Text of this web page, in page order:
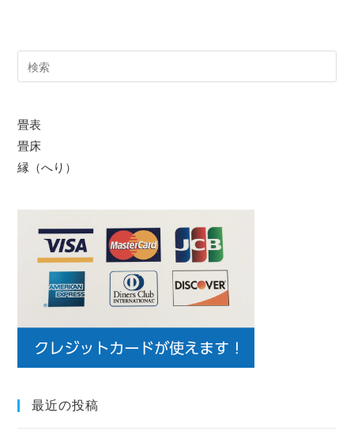
イ
内
検
索
畳表
畳床
縁（へり）
最近の投稿